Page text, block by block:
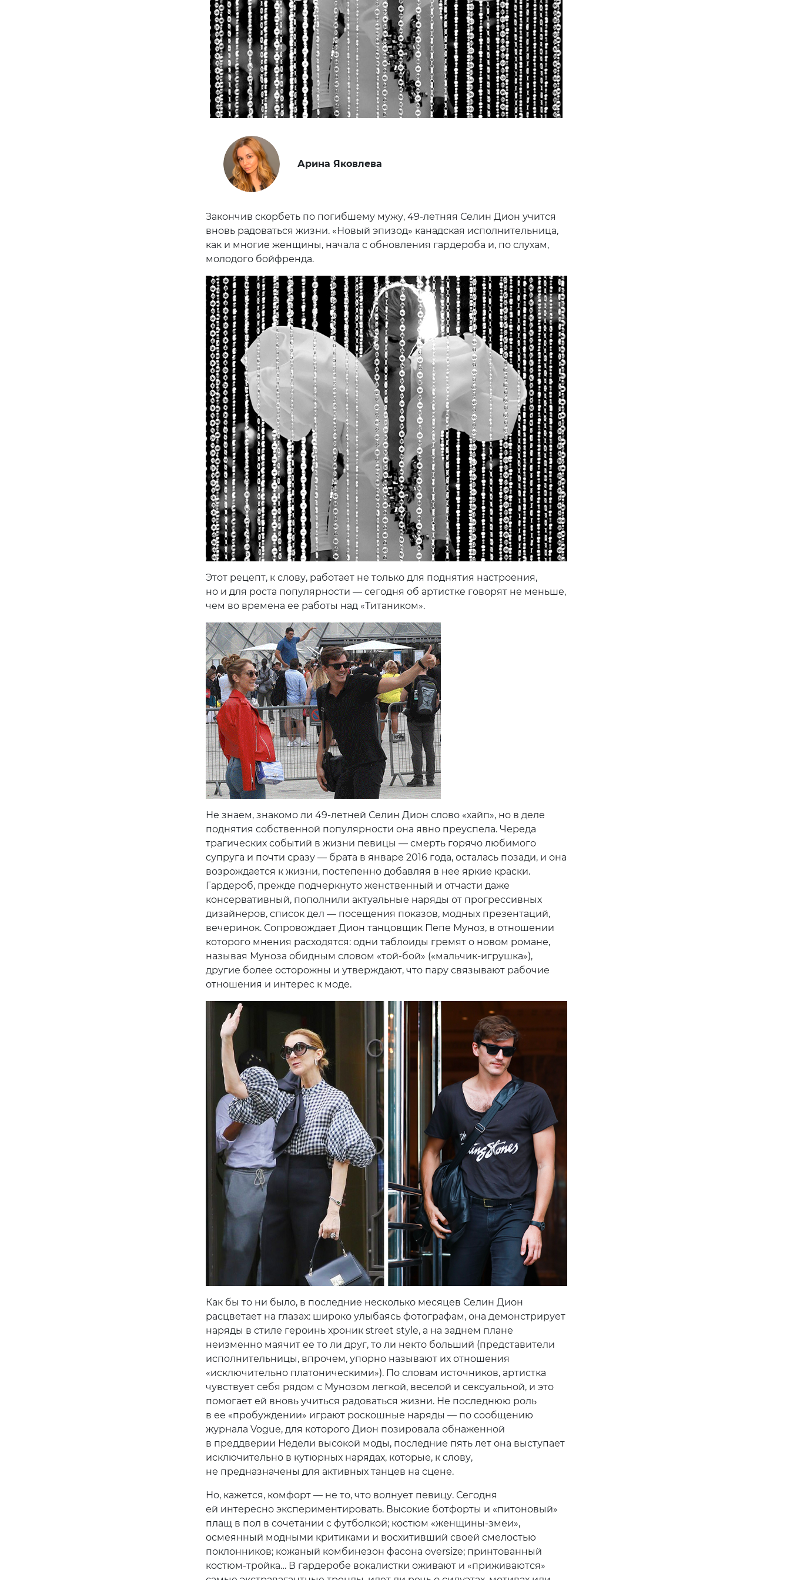
Арина Яковлева
Закончив скорбеть по погибшему мужу, 49-летняя Селин Дион учится
вновь радоваться жизни. «Новый эпизод» канадская исполнительница,
как и многие женщины, начала с обновления гардероба и, по слухам,
молодого бойфренда.
Этот рецепт, к слову, работает не только для поднятия настроения,
но и для роста популярности — сегодня об артистке говорят не меньше,
чем во времена ее работы над «Титаником».
Не знаем, знакомо ли 49-летней Селин Дион слово «хайп», но в деле
поднятия собственной популярности она явно преуспела. Череда
трагических событий в жизни певицы — смерть горячо любимого
супруга и почти сразу — брата в январе 2016 года, осталась позади, и она
возрождается к жизни, постепенно добавляя в нее яркие краски.
Гардероб, прежде подчеркнуто женственный и отчасти даже
консервативный, пополнили актуальные наряды от прогрессивных
дизайнеров, список дел — посещения показов, модных презентаций,
вечеринок. Сопровождает Дион танцовщик Пепе Муноз, в отношении
которого мнения расходятся: одни таблоиды гремят о новом романе,
называя Муноза обидным словом «той-бой» («мальчик-игрушка»),
другие более осторожны и утверждают, что пару связывают рабочие
отношения и интерес к моде.
Как бы то ни было, в последние несколько месяцев Селин Дион
расцветает на глазах: широко улыбаясь фотографам, она демонстрирует
наряды в стиле героинь хроник street style, а на заднем плане
неизменно маячит ее то ли друг, то ли некто больший (представители
исполнительницы, впрочем, упорно называют их отношения
«исключительно платоническими»). По словам источников, артистка
чувствует себя рядом с Мунозом легкой, веселой и сексуальной, и это
помогает ей вновь учиться радоваться жизни. Не последнюю роль
в ее «пробуждении» играют роскошные наряды — по сообщению
журнала Vogue, для которого Дион позировала обнаженной
в преддверии Недели высокой моды, последние пять лет она выступает
исключительно в кутюрных нарядах, которые, к слову,
не предназначены для активных танцев на сцене.
Но, кажется, комфорт — не то, что волнует певицу. Сегодня
ей интересно экспериментировать. Высокие ботфорты и «питоновый»
плащ в пол в сочетании с футболкой; костюм «женщины-змеи»,
осмеянный модными критиками и восхитивший своей смелостью
поклонников; кожаный комбинезон фасона oversize; принтованный
костюм-тройка… В гардеробе вокалистки оживают и «приживаются»